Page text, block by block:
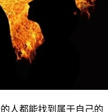
人都能找到属于自己的